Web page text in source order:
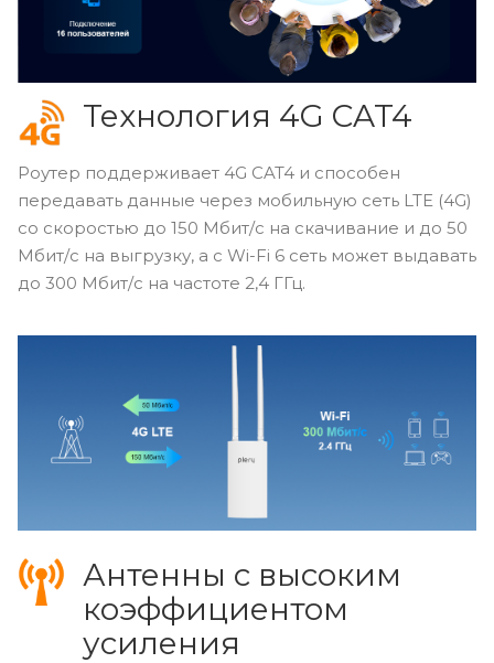
Технология 4G CAT4
Роутер поддерживает 4G CAT4 и способен
передавать данные через мобильную сеть LTE (4G)
со скоростью до 150 Мбит/с на скачивание и до 50
Мбит/с на выгрузку, а с Wi-Fi 6 сеть может выдавать
до 300 Мбит/с на частоте 2,4 ГГц.
Антенны с высоким
коэффициентом
усиления